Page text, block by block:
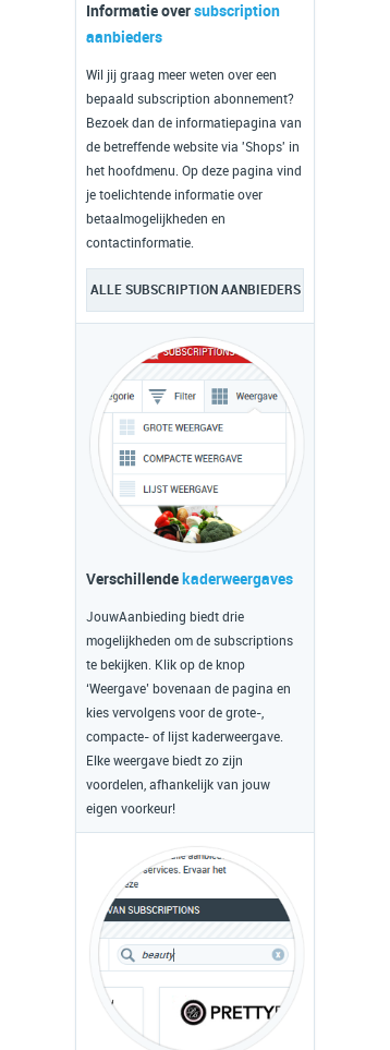
Informatie oversubscription
aanbieders
Wil jij graag meer weten over een
bepaald subscription abonnement?
Bezoek dan de informatiepagina van
de betreffende website via 'Shops' in
het hoofdmenu. Op deze pagina vind
je toelichtende informatie over
betaalmogelijkheden en
contactinformatie.
ALLE SUBSCRIPTION AANBIEDERS
Verschillende kaderweergaves
JouwAanbieding biedt drie
mogelijkheden om de subscriptions
te bekijken. Klik op de knop
‘Weergave’ bovenaan de pagina en
kies vervolgens voor de grote-,
compacte- of lijst kaderweergave.
Elke weergave biedt zo zijn
voordelen, afhankelijk van jouw
eigen voorkeur!